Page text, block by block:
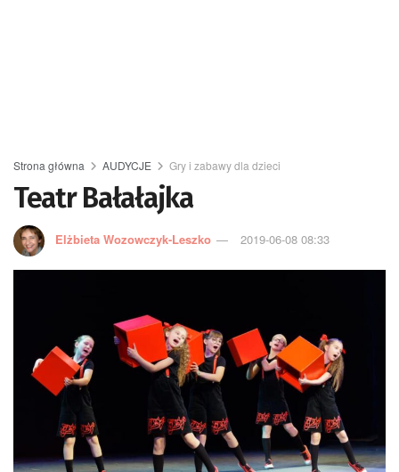
Strona główna AUDYCJE Gry i zabawy dla dzieci
Teatr Bałałajka
Elżbieta Wozowczyk-Leszko 2019-06-08 08:33